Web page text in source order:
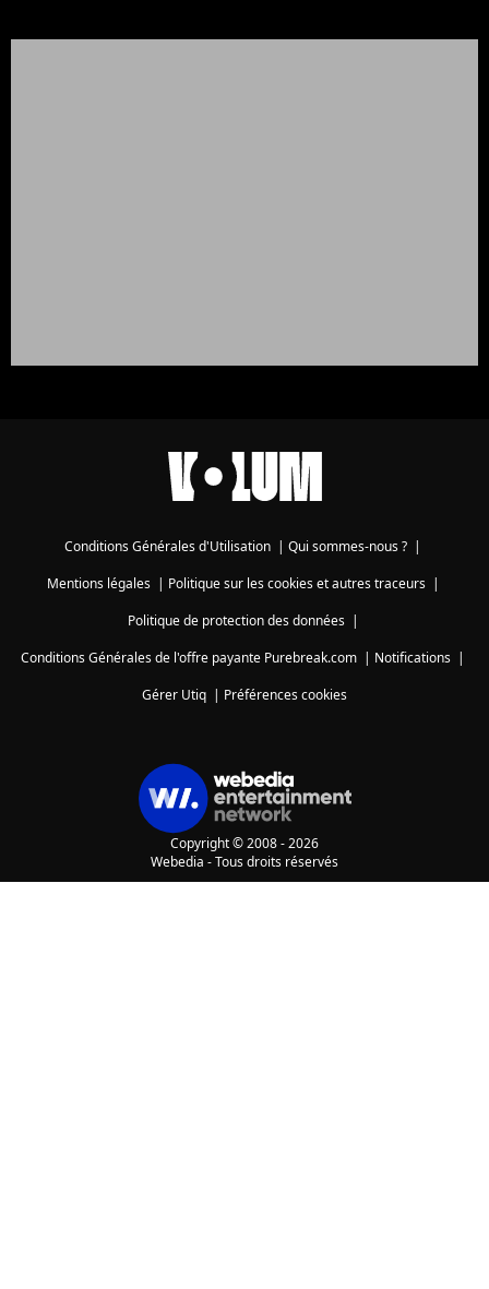
Conditions Générales d'Utilisation | Qui sommes-nous ? |
Mentions légales| Politique sur les cookies et autres traceurs|
Politique de protection des données|
Conditions Générales de l'offre payante Purebreak.com | Notifications |
Gérer Utiq | Préférences cookies
Copyright © 2008 - 2026
Webedia - Tous droits réservés